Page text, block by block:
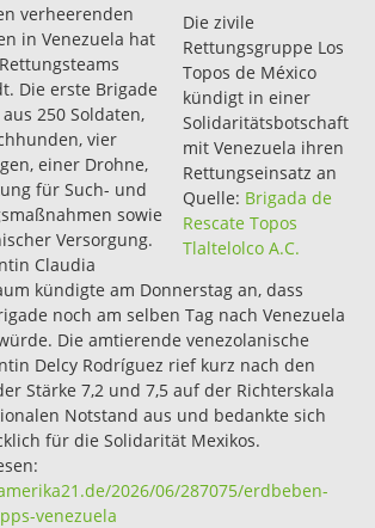
Die zivile
Rettungsgruppe Los
Topos de México
kündigt in einer
Solidaritätsbotschaft
mit Venezuela ihren
Rettungseinsatz an
Quelle: Brigada de
Rescate Topos
Tlaltelolco A.C.
verheerenden
in Venezuela hat
Die erste Brigade
250 Soldaten,
vier
einer Drohne,
für Such- und
sowie
Versorgung.
Claudia
kündigte am Donnerstag an, dass
noch am selben Tag nach Venezuela
Die amtierende venezolanische
Delcy Rodríguez rief kurz nach den
Stärke 7,2 und 7,5 auf der Richterskala
Notstand aus und bedankte sich
für die Solidarität Mexikos.
2026/06/287075/erdbeben-
venezuela